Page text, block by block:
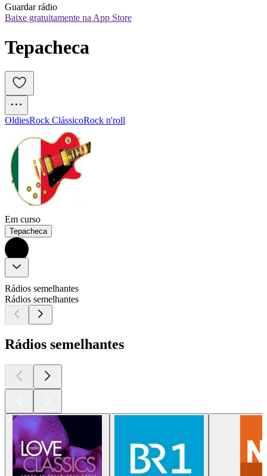
Guardar rádio
Baixe gratuitamente na App Store
Tepacheca
OldiesRock ClássicoRock n'roll
Em curso
Tepacheca
Rádios semelhantes
Rádios semelhantes
Rádios semelhantes